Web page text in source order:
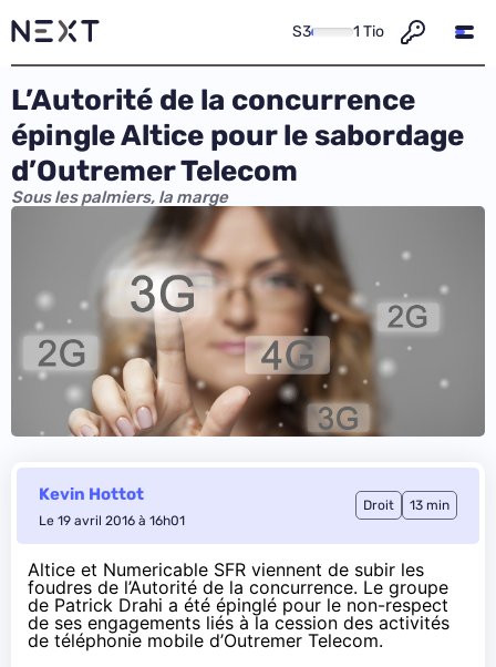
S3 1 Tio
L’Autorité de la concurrence
épingle Altice pour le sabordage
d’Outremer Telecom
Sous les palmiers, la marge
Kevin Hottot
Le 19 avril 2016 à 16h01
Droit 13 min
Altice et Numericable SFR viennent de subir les
foudres de l’Autorité de la concurrence. Le groupe
de Patrick Drahi a été épinglé pour le non-respect
de ses engagements liés à la cession des activités
de téléphonie mobile d’Outremer Telecom.